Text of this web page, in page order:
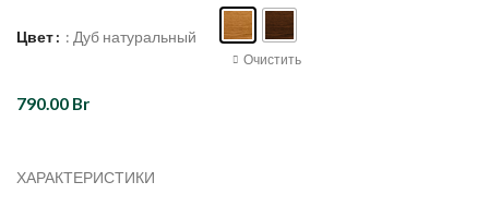
Цвет : Дуб натуральный
Очистить
790.00 Br
ХАРАКТЕРИСТИКИ